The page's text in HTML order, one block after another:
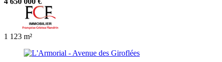
1 123 m²